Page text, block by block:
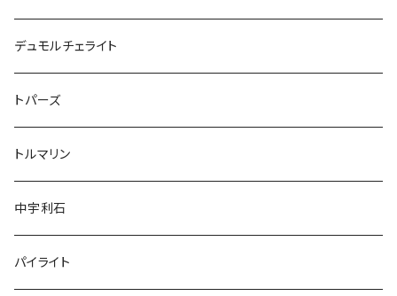
デュモルチェライト
トパーズ
トルマリン
中宇利石
パイライト